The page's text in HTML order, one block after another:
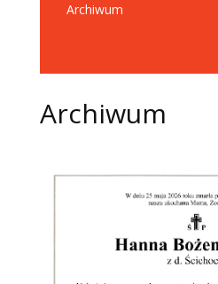
Archiwum
Archiwum